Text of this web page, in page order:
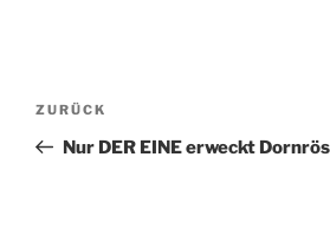
Beitragsnavigation
Vorheriger
Beitrag
ZURÜCK
Nur DER EINE erweckt